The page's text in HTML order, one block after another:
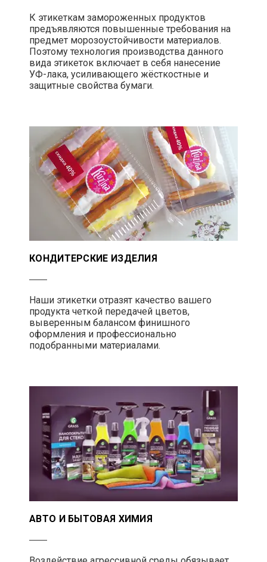
К этикеткам замороженных продуктов
предъявляются повышенные требования на
предмет морозоустойчивости материалов.
Поэтому технология производства данного
вида этикеток включает в себя нанесение
УФ-лака, усиливающего жёсткостные и
защитные свойства бумаги.
КОНДИТЕРСКИЕ ИЗДЕЛИЯ
Наши этикетки отразят качество вашего
продукта четкой передачей цветов,
выверенным балансом финишного
оформления и профессионально
подобранными материалами.
АВТО И БЫТОВАЯ ХИМИЯ